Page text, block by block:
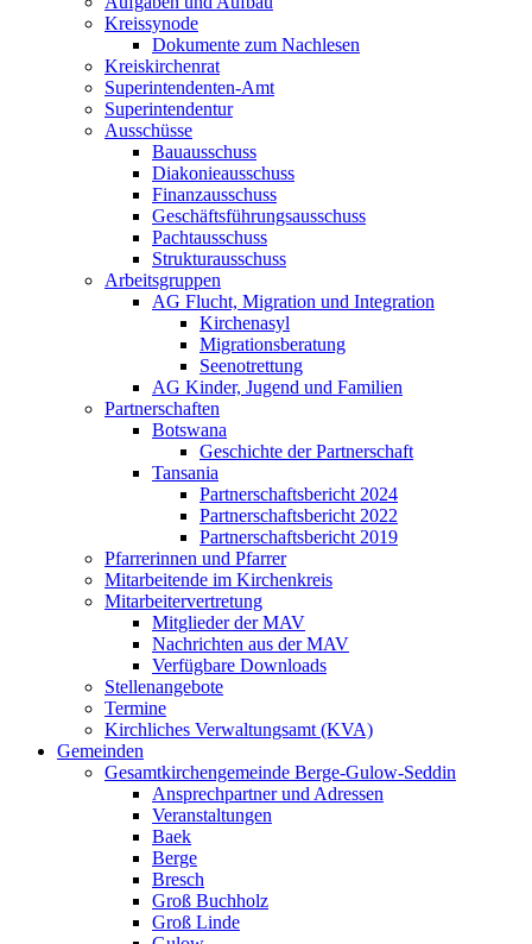
Kreissynode
Dokumente zum Nachlesen
Kreiskirchenrat
Superintendenten-Amt
Superintendentur
Ausschüsse
Bauausschuss
Diakonieausschuss
Finanzausschuss
Geschäftsführungsausschuss
Pachtausschuss
Strukturausschuss
Arbeitsgruppen
AG Flucht, Migration und Integration
Kirchenasyl
Migrationsberatung
Seenotrettung
AG Kinder, Jugend und Familien
Partnerschaften
Botswana
Geschichte der Partnerschaft
Tansania
Partnerschaftsbericht 2024
Partnerschaftsbericht 2022
Partnerschaftsbericht 2019
Pfarrerinnen und Pfarrer
Mitarbeitende im Kirchenkreis
Mitarbeitervertretung
Mitglieder der MAV
Nachrichten aus der MAV
Verfügbare Downloads
Stellenangebote
Termine
Kirchliches Verwaltungsamt (KVA)
Gemeinden
Gesamtkirchengemeinde Berge-Gulow-Seddin
Ansprechpartner und Adressen
Veranstaltungen
Baek
Berge
Bresch
Groß Buchholz
Groß Linde